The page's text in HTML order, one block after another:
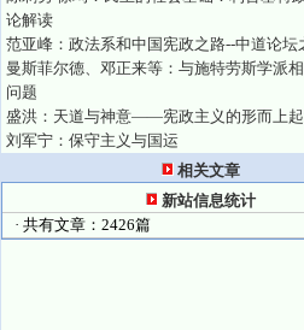
论解读
范亚峰：政法系和中国宪政之路--中道论坛
曼斯菲尔德、邓正来等：与施特劳斯学派
问题
盛洪：天道与神意——宪政主义的形而上
刘军宁：保守主义与国运
相关文章
新站信息统计
· 共有文章：2426篇